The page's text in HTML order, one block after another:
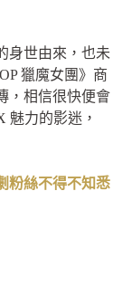
身世由來，也未
獵魔女團》商
，相信很快便會
魅力的影迷，
粉絲不得不知悉